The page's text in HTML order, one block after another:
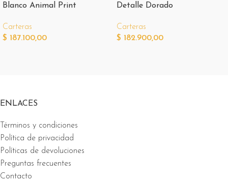
Blanco Animal Print
Carteras
$ 187.100,00
Detalle Dorado
Carteras
$ 182.900,00
ENLACES
Términos y condiciones
Política de privacidad
Políticas de devoluciones
Preguntas frecuentes
Contacto